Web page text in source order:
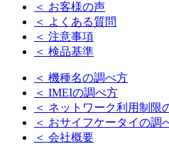
＜ お客様の声
＜ よくある質問
＜ 注意事項
＜ 検品基準
＜ 機種名の調べ方
＜ IMEIの調べ方
＜ ネットワーク利用制限
＜ おサイフケータイの調
＜ 会社概要